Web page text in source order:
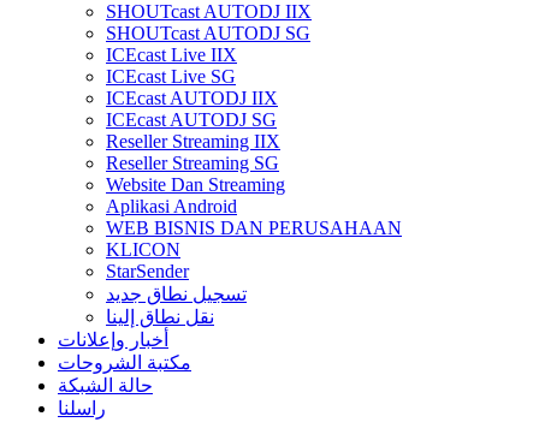
SHOUTcast AUTODJ IIX
SHOUTcast AUTODJ SG
ICEcast Live IIX
ICEcast Live SG
ICEcast AUTODJ IIX
ICEcast AUTODJ SG
Reseller Streaming IIX
Reseller Streaming SG
Website Dan Streaming
Aplikasi Android
WEB BISNIS DAN PERUSAHAAN
KLICON
StarSender
تسجيل نطاق جديد
نقل نطاق إلينا
أخبار وإعلانات
مكتبة الشروحات
حالة الشبكة
راسلنا